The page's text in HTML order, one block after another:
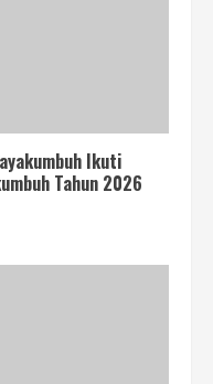
Ikuti
Tahun 2026